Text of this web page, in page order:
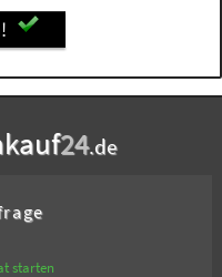
24.de
starten